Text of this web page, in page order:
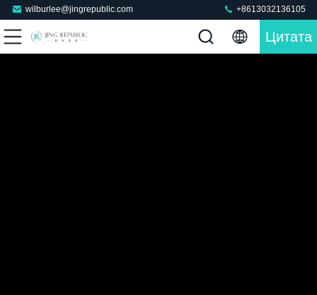
wilburlee@jingrepublic.com +8613032136105
Цитата